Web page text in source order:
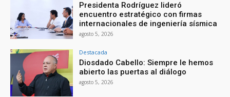
Presidenta Rodríguez lideró
encuentro estratégico con firmas
internacionales de ingeniería sísmica
agosto 5, 2026
Destacada
Diosdado Cabello: Siempre le hemos
abierto las puertas al diálogo
agosto 5, 2026